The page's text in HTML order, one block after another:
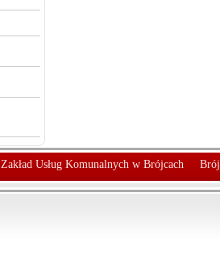
Zakład Usług Komunalnych w Brójcach